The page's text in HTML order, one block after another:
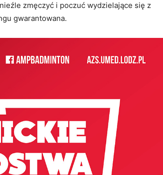
zmęczyć i poczuć wydzielające się z
gwarantowana.